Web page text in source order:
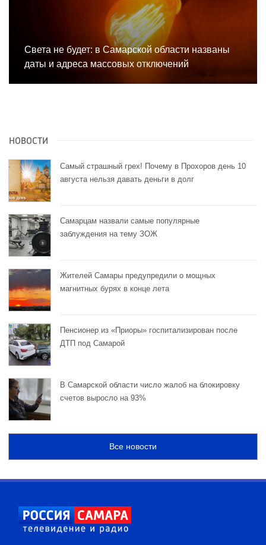
Света не будет: в Самарской области названы
даты и адреса массовых отключений
НОВОСТИ
Самый страшный грех! Почему в Прохоров день 10
августа нельзя давать деньги в долг
Самарцам назвали самые популярные
заблуждения на тему ЗОЖ
Жителей Самары предупредили о мощных
магнитных бурях в конце лета
Пенсионер из «Приоры» госпитализирован после
ДТП под Самарой
В Самарской области число жалоб на блокировку
счетов выросло на 93%
Все новости